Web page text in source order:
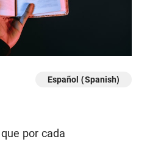
Español (Spanish)
por cada